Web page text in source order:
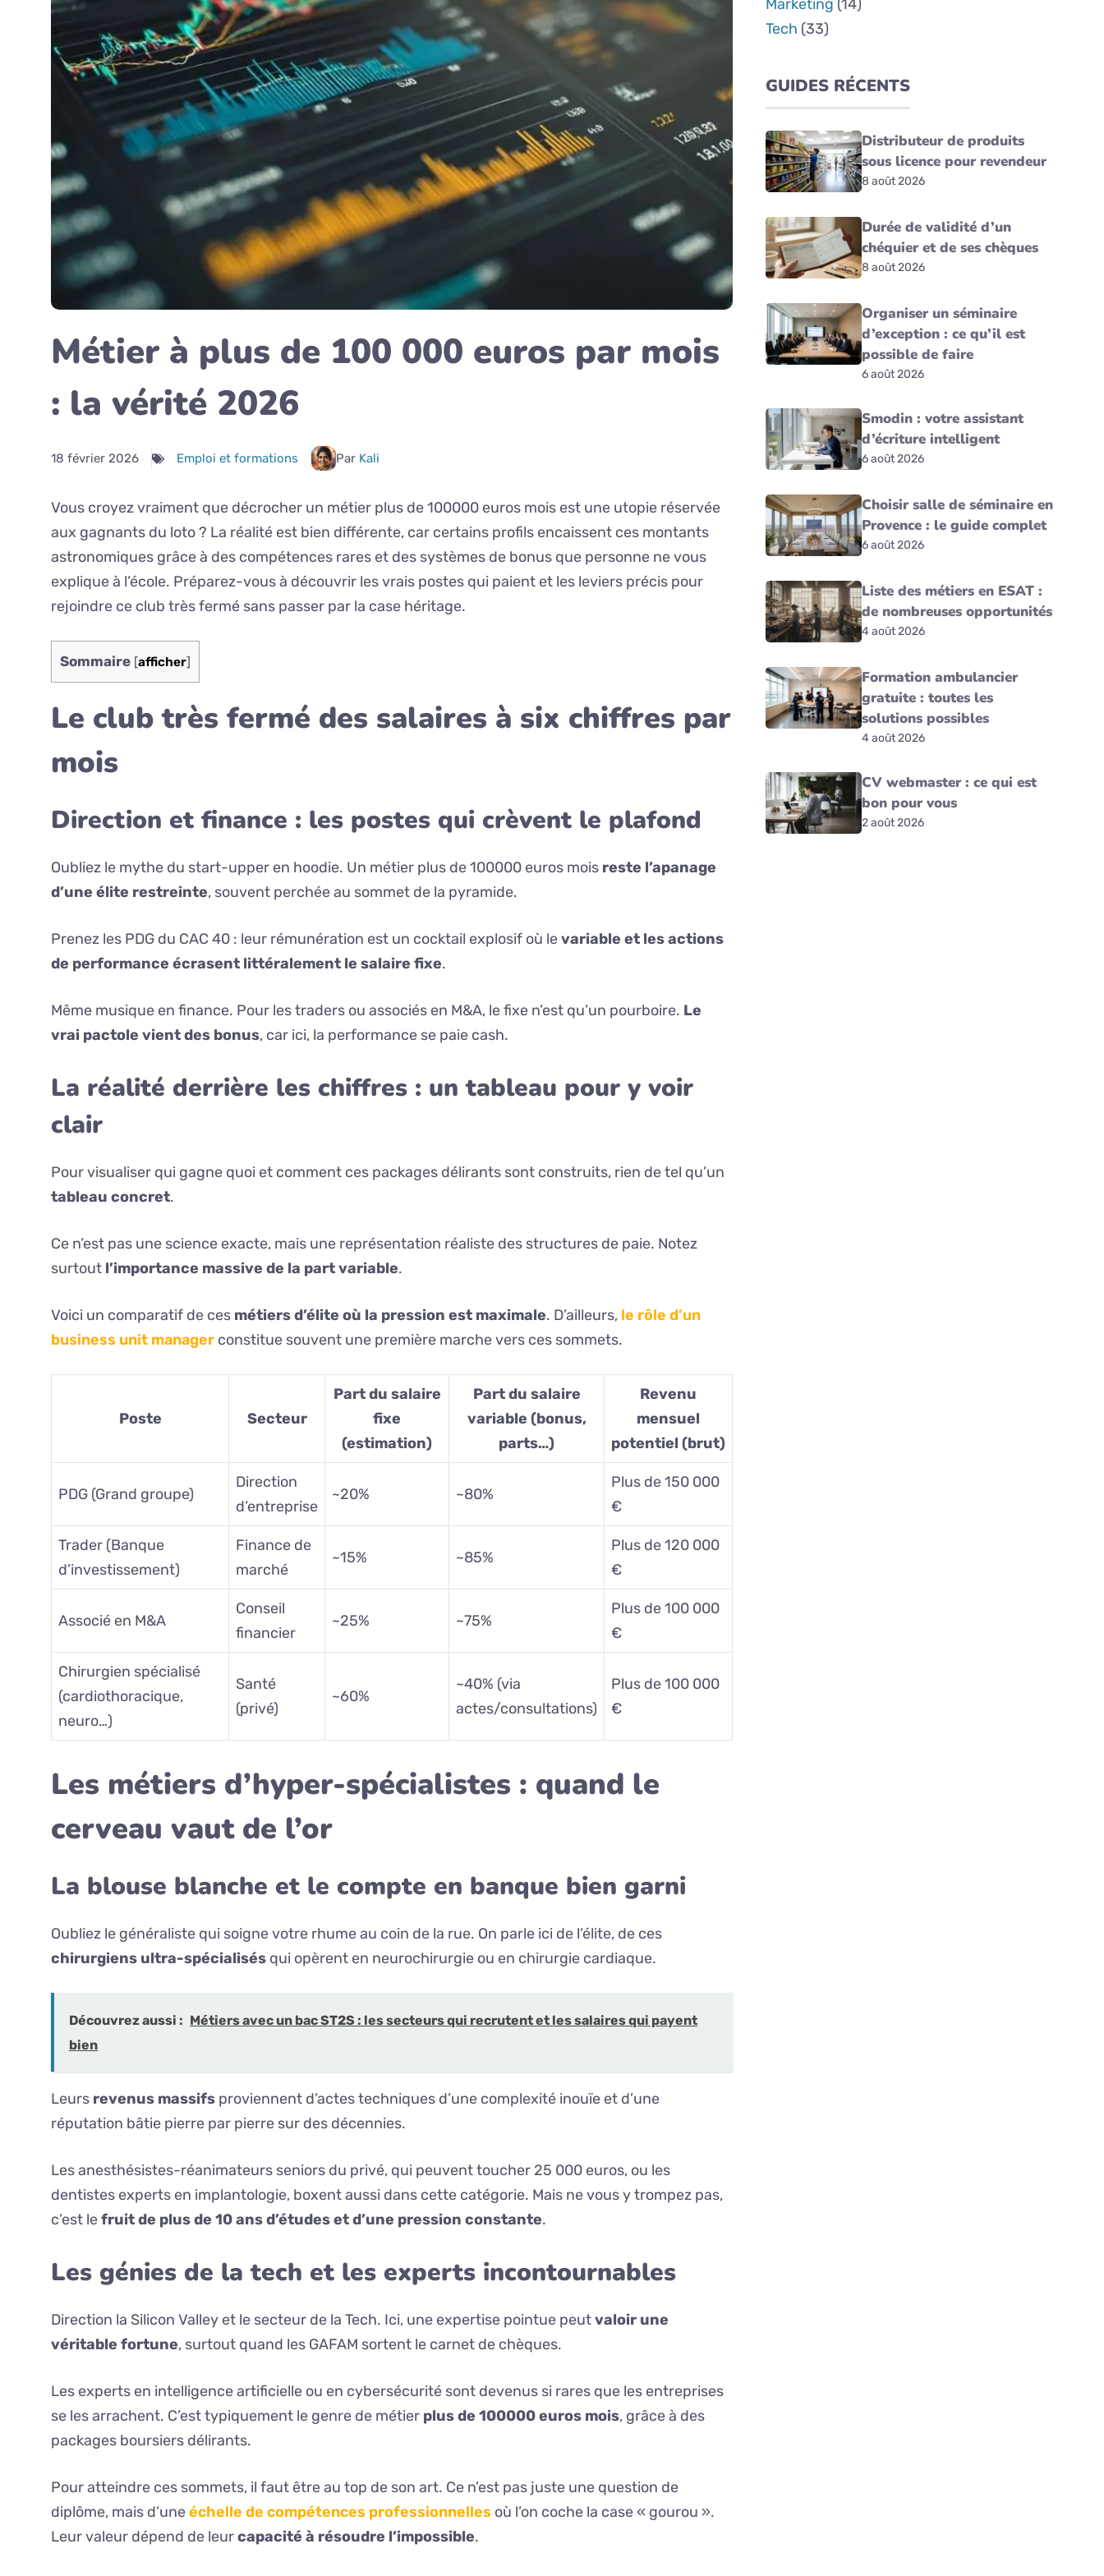
Métier à plus de 100 000 euros par mois
: la vérité 2026
18 février 2026 Emploi et formations Par Kali
Vous croyez vraiment que décrocher un métier plus de 100000 euros mois est une utopie réservée
aux gagnants du loto ? La réalité est bien différente, car certains profils encaissent ces montants
astronomiques grâce à des compétences rares et des systèmes de bonus que personne ne vous
explique à l’école. Préparez-vous à découvrir les vrais postes qui paient et les leviers précis pour
rejoindre ce club très fermé sans passer par la case héritage.
Sommaire [afficher]
Le club très fermé des salaires à six chiffres par
mois
Direction et finance : les postes qui crèvent le plafond
Oubliez le mythe du start-upper en hoodie. Un métier plus de 100000 euros mois reste l’apanage
d’une élite restreinte, souvent perchée au sommet de la pyramide.
Prenez les PDG du CAC 40 : leur rémunération est un cocktail explosif où levariable et les actions
de performance écrasent littéralement le salaire fixe.
Même musique en finance. Pour les traders ou associés en M&A, le fixe n’est qu’un pourboire. Le
vrai pactole vient des bonus, car ici, la performance se paie cash.
La réalité derrière les chiffres : un tableau pour y voir
clair
Pour visualiser qui gagne quoi et comment ces packages délirants sont construits, rien de tel qu’un
tableau concret.
Ce n’est pas une science exacte, mais une représentation réaliste des structures de paie. Notez
surtout l’importance massive de la part variable.
Voici un comparatif de ces métiers d’élite où la pression est maximale. D’ailleurs, le rôle d’un
business unit manager constitue souvent une première marche vers ces sommets.
Poste Secteur
Part du salaire
fixe
(estimation)
Part du salaire
variable (bonus,
parts…)
Revenu
mensuel
potentiel (brut)
PDG (Grand groupe)
Direction
d’entreprise
~20% ~80%
Plus de 150 000
€
Trader (Banque
d’investissement)
Finance de
marché
~15% ~85%
Plus de 120 000
€
Associé en M&A
Conseil
financier
~25% ~75%
Plus de 100 000
€
Chirurgien spécialisé
(cardiothoracique,
neuro…)
Santé
(privé)
~60%
~40% (via
actes/consultations)
Plus de 100 000
€
Les métiers d’hyper-spécialistes : quand le
cerveau vaut de l’or
La blouse blanche et le compte en banque bien garni
Oubliez le généraliste qui soigne votre rhume au coin de la rue. On parle ici de l’élite, de ces
chirurgiens ultra-spécialisés qui opèrent en neurochirurgie ou en chirurgie cardiaque.
Découvrez aussi : Métiers avec un bac ST2S : les secteurs qui recrutent et les salaires qui payent
bien
Leurs revenus massifs proviennent d’actes techniques d’une complexité inouïe et d’une
réputation bâtie pierre par pierre sur des décennies.
Les anesthésistes-réanimateurs seniors du privé, qui peuvent toucher 25 000 euros, ou les
dentistes experts en implantologie, boxent aussi dans cette catégorie. Mais ne vous y trompez pas,
c’est lefruit de plus de 10 ans d’études et d’une pression constante.
Les génies de la tech et les experts incontournables
Direction la Silicon Valley et le secteur de la Tech. Ici, une expertise pointue peutvaloir une
véritable fortune, surtout quand les GAFAM sortent le carnet de chèques.
Les experts en intelligence artificielle ou en cybersécurité sont devenus si rares que les entreprises
se les arrachent. C’est typiquement le genre de métier plus de 100000 euros mois, grâce à des
packages boursiers délirants.
Pour atteindre ces sommets, il faut être au top de son art. Ce n’est pas juste une question de
diplôme, mais d’uneéchelle de compétences professionnelles où l’on coche la case « gourou ».
Leur valeur dépend de leurcapacité à résoudre l’impossible.
Marketing (14)
Tech (33)
GUIDES RÉCENTS
Distributeur de produits
sous licence pour revendeur
8 août 2026
Durée de validité d’un
chéquier et de ses chèques
8 août 2026
Organiser un séminaire
d’exception : ce qu’il est
possible de faire
6 août 2026
Smodin : votre assistant
d’écriture intelligent
6 août 2026
Choisir salle de séminaire en
Provence : le guide complet
6 août 2026
Liste des métiers en ESAT :
de nombreuses opportunités
4 août 2026
Formation ambulancier
gratuite : toutes les
solutions possibles
4 août 2026
CV webmaster : ce qui est
bon pour vous
2 août 2026